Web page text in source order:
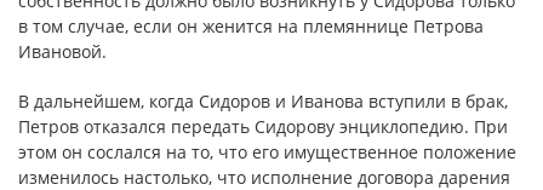
в том случае, если он женится на племяннице Петрова
Ивановой.
В дальнейшем, когда Сидоров и Иванова вступили в брак,
Петров отказался передать Сидорову энциклопедию. При
этом он сослался на то, что его имущественное положение
изменилось настолько, что исполнение договора дарения